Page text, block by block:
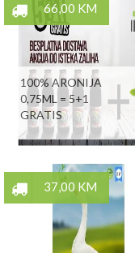
66,00 KM
100% ARONIJA
0,75ML = 5+1
GRATIS
37,00 KM